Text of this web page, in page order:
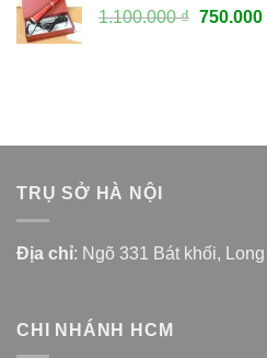
1.100.000₫ 750.000
TRỤ SỞ HÀ NỘI
Địa chỉ: Ngõ 331 Bát khối,
CHI NHÁNH HCM